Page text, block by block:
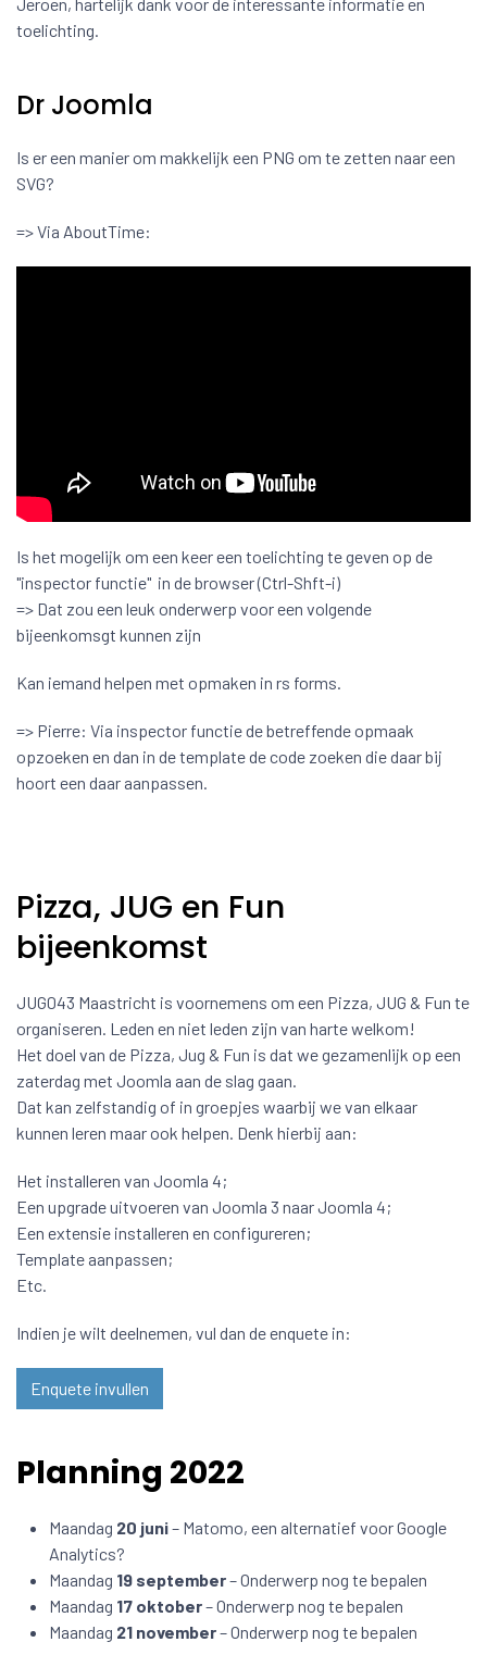
toelichting.
Dr Joomla
Is er een manier om makkelijk een PNG om te zetten naar een
SVG?
=> Via AboutTime:
Is het mogelijk om een keer een toelichting te geven op de
"inspector functie" in de browser (Ctrl-Shft-i)
=> Dat zou een leuk onderwerp voor een volgende
bijeenkomsgt kunnen zijn
Kan iemand helpen met opmaken in rs forms.
=> Pierre: Via inspector functie de betreffende opmaak
opzoeken en dan in de template de code zoeken die daar bij
hoort een daar aanpassen.
Pizza, JUG en Fun
bijeenkomst
JUG043 Maastricht is voornemens om een Pizza, JUG & Fun te
organiseren. Leden en niet leden zijn van harte welkom!
Het doel van de Pizza, Jug & Fun is dat we gezamenlijk op een
zaterdag met Joomla aan de slag gaan.
Dat kan zelfstandig of in groepjes waarbij we van elkaar
kunnen leren maar ook helpen. Denk hierbij aan:
Het installeren van Joomla 4;
Een upgrade uitvoeren van Joomla 3 naar Joomla 4;
Een extensie installeren en configureren;
Template aanpassen;
Etc.
Indien je wilt deelnemen, vul dan de enquete in:
Enquete invullen
Planning 2022
Maandag 20 juni– Matomo, een alternatief voor Google
Analytics?
Maandag 19 september– Onderwerp nog te bepalen
Maandag 17 oktober– Onderwerp nog te bepalen
Maandag 21 november– Onderwerp nog te bepalen